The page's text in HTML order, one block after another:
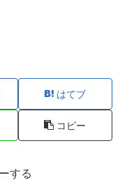
はてブ
コピー
する